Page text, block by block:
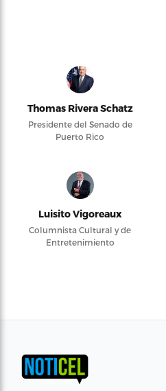
Thomas Rivera Schatz
Presidente del Senado de
Puerto Rico
Luisito Vigoreaux
Columnista Cultural y de
Entretenimiento